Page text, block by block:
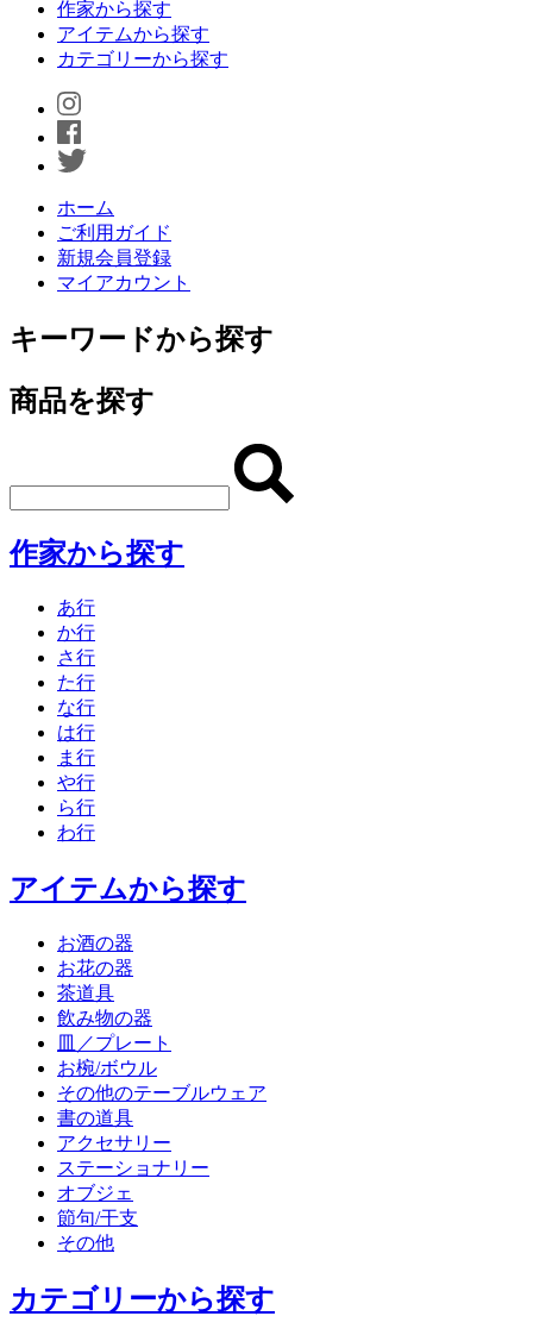
作家から探す
アイテムから探す
カテゴリーから探す
ホーム
ご利用ガイド
新規会員登録
マイアカウント
キーワードから探す
商品を探す
作家から探す
あ行
か行
さ行
た行
な行
は行
ま行
や行
ら行
わ行
アイテムから探す
お酒の器
お花の器
茶道具
飲み物の器
皿／プレート
お椀/ボウル
その他のテーブルウェア
書の道具
アクセサリー
ステーショナリー
オブジェ
節句/干支
その他
カテゴリーから探す